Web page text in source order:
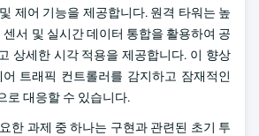
제어 기능을 제공합니다. 원격 타워는 높
센서 및 실시간 데이터 통합을 활용하여 공
상세한 시각 적용을 제공합니다. 이 향상
트래픽 컨트롤러를 감지하고 잠재적인
로 대응할 수 있습니다.
한 과제 중 하나는 구현과 관련된 초기 투